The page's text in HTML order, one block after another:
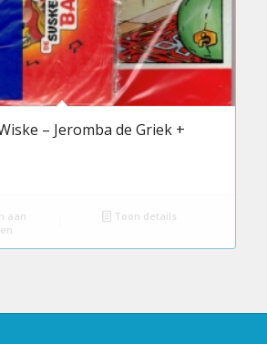
– Jeromba de Griek +
aan
Toon details